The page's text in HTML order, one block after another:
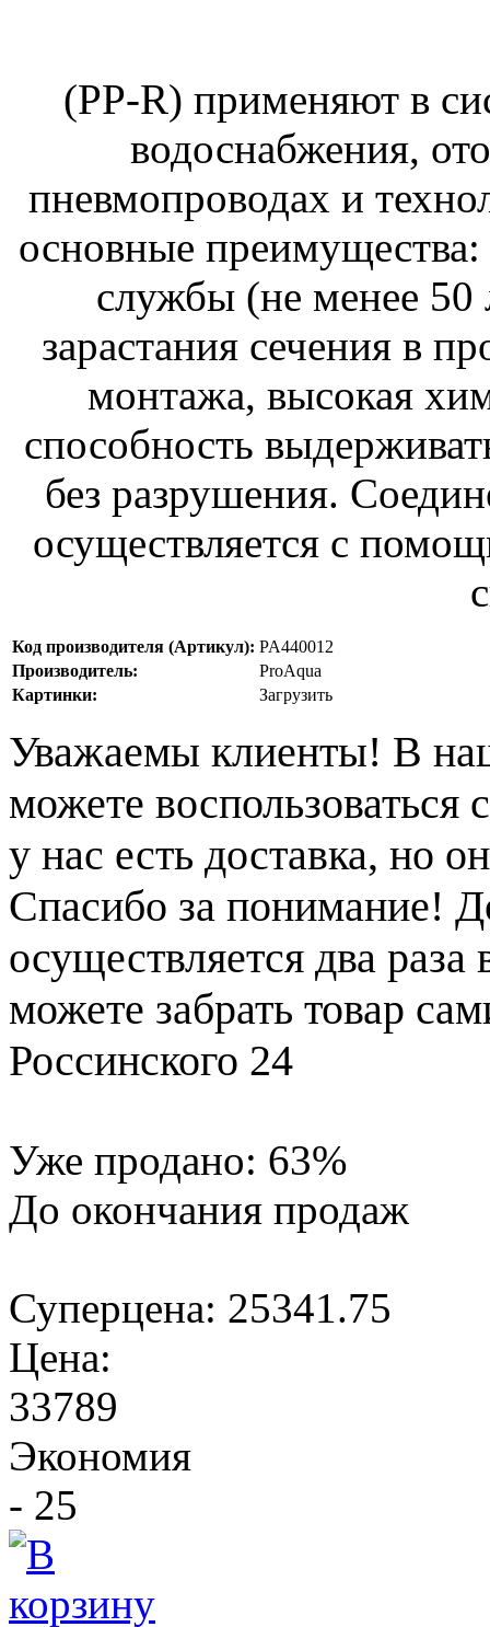
(PP-R) применяют в
водоснабжения,
пневмопроводах и
основные
службы (не менее 50
зарастания сечения в
монтажа, высокая
способность
без разрушения.
осуществляется с
Код производителя (Артикул): PA440012
Производитель:
ProAqua
Картинки:
Загрузить
Уважаемы клиенты! В
можете воспользоваться
у нас есть доставка, но
Спасибо за понимание!
осуществляется два
можете забрать товар
Россинского 24
Уже продано: 63%
До окончания продаж
Суперцена: 25341.75
Цена:
33789
Экономия
- 25